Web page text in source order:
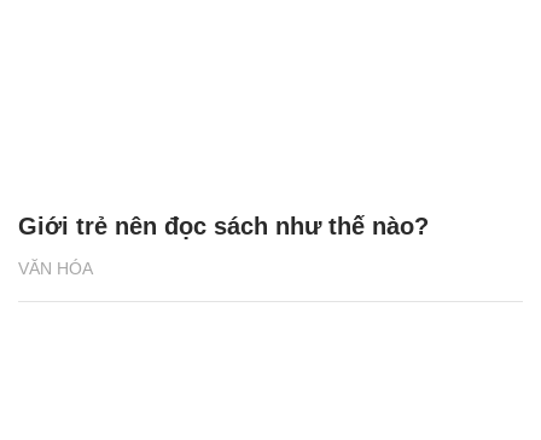
VĂN HÓA
Giới trẻ nên đọc sách như thế nào?